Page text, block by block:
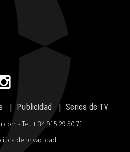
Publicidad Series de TV
- Tel. + 34 915 29 50 71
de privacidad